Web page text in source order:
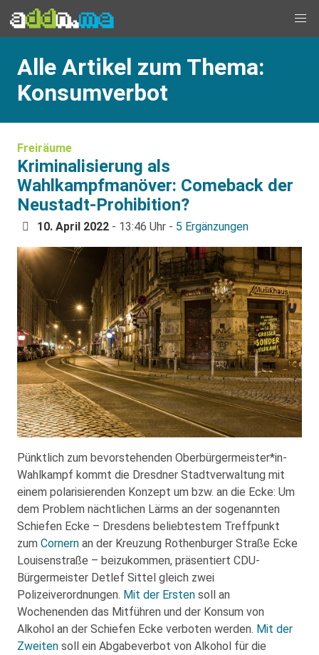
Alle Artikel zum Thema:
Konsumverbot
Freiräume
Kriminalisierung als
Wahlkampfmanöver: Comeback der
Neustadt-Prohibition?
10. April 2022 - 13:46 Uhr - 5 Ergänzungen
Pünktlich zum bevorstehenden Oberbürgermeister*in-
Wahlkampf kommt die Dresdner Stadtverwaltung mit
einem polarisierenden Konzept um bzw. an die Ecke: Um
dem Problem nächtlichen Lärms an der sogenannten
Schiefen Ecke – Dresdens beliebtestem Treffpunkt
zum Cornern an der Kreuzung Rothenburger Straße Ecke
Louisenstraße – beizukommen, präsentiert CDU-
Bürgermeister Detlef Sittel gleich zwei
Polizeiverordnungen. Mit der Ersten soll an
Wochenenden das Mitführen und der Konsum von
Alkohol an der Schiefen Ecke verboten werden. Mit der
Zweiten soll ein Abgabeverbot von Alkohol für die